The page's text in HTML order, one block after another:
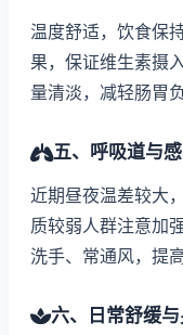
温度舒适，饮食保
果，保证维生素摄
量清淡，减轻肠胃负
五、呼吸道与
近期昼夜温差较大
质较弱人群注意加
洗手、常通风，提
六、日常舒缓